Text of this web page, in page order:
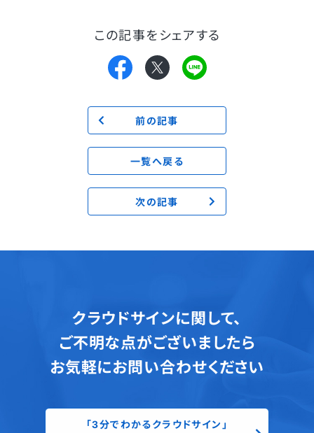
この記事をシェアする
前の記事
一覧へ戻る
次の記事
クラウドサインに関して、
ご不明な点がございましたら
お気軽にお問い合わせください
「3分でわかるクラウドサイン」